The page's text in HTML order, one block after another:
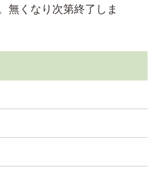
無くなり次第終了しま